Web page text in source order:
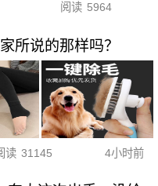
阅读 5964
所说的那样吗？
读 31145 4小时前